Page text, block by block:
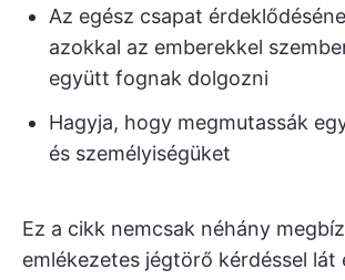
Az egész csapat
azokkal az emberekkel
együtt fognak dolgozni
Hagyja, hogy megmutassák
és személyiségüket
Ez a cikk nemcsak néhány
emlékezetes jégtörő kérdéssel lát